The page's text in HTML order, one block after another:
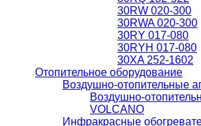
30RW 020-300
30RWA 020-300
30RY 017-080
30RYH 017-080
30XA 252-1602
Отопительное оборудование
Воздушно-отопительные
Воздушно-
VOLCANO
Инфракрасные